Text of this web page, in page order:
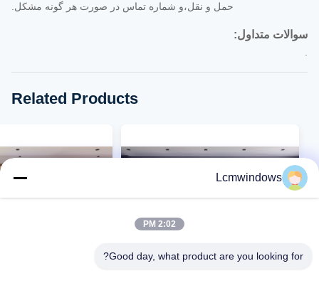
حمل و نقل،و شماره تماس در صورت هر گونه مشکل.
سوالات متداول:
Related Products
Lcmwindows
2:02 PM
Good day, what product are you looking for?